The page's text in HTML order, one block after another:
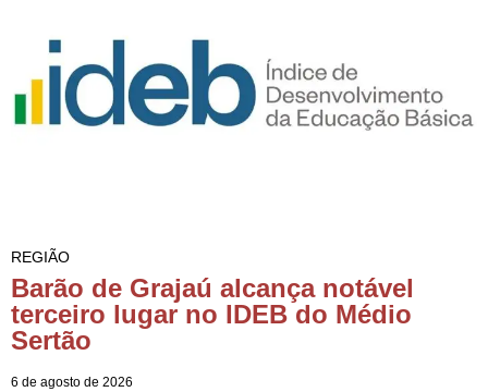
REGIÃO
Barão de Grajaú alcança notável
terceiro lugar no IDEB do Médio
Sertão
6 de agosto de 2026